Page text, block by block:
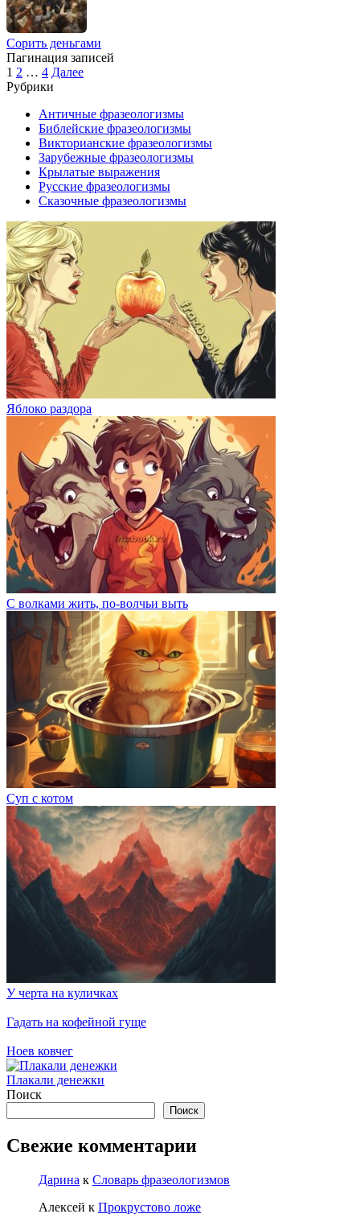
Сорить деньгами
Пагинация записей
1 2 … 4 Далее
Рубрики
Античные фразеологизмы
Библейские фразеологизмы
Викторианские фразеологизмы
Зарубежные фразеологизмы
Крылатые выражения
Русские фразеологизмы
Сказочные фразеологизмы
Яблоко раздора
С волками жить, по-волчьи выть
Суп с котом
У черта на куличках
Гадать на кофейной гуще
Ноев ковчег
Плакали денежки
Поиск
Поиск
Свежие комментарии
Дарина к Словарь фразеологизмов
Алексей к Прокрустово ложе